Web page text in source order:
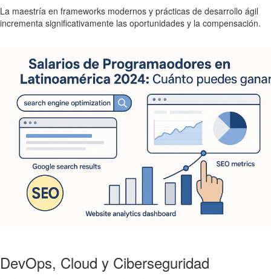
La maestría en frameworks modernos y prácticas de desarrollo ágil
incrementa significativamente las oportunidades y la compensación.
DevOps, Cloud y Ciberseguridad